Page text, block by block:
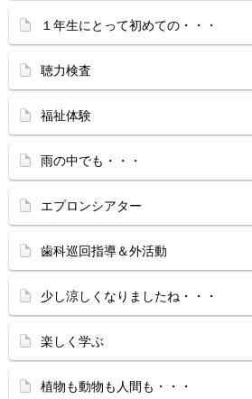
１年生にとって初めての・・・
聴力検査
福祉体験
雨の中でも・・・
エプロンシアター
歯科巡回指導＆外活動
少し涼しくなりましたね・・・
楽しく学ぶ
植物も動物も人間も・・・